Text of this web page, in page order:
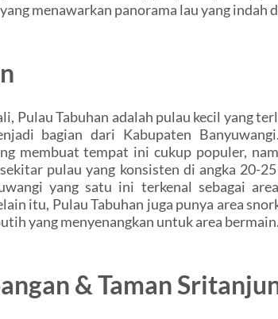
menawarkan panorama lau yang indah
Pulau Tabuhan adalah pulau kecil yang
bagian dari Kabupaten
membuat tempat ini cukup populer,
pulau yang konsisten di angka 20-
yang satu ini terkenal sebagai
itu, Pulau Tabuhan juga punya area
yang menyenangkan untuk area bermain.
& Taman